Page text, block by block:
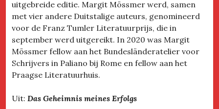
uitgebreide editie. Margit Mössmer werd, samen
met vier andere Duitstalige auteurs, genomineerd
voor de Franz Tumler Literatuurprijs, die in
september werd uitgereikt. In 2020 was Margit
Mössmer fellow aan het Bundesländeratelier voor
Schrijvers in Paliano bij Rome en fellow aan het
Praagse Literatuurhuis.
Uit: Das Geheimnis meines Erfolgs